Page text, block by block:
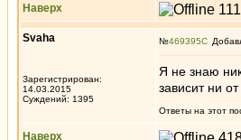
Наверх
Svaha
Зарегистрирован:
14.03.2015
Суждений: 1395
№469395
Я не знаю
зависит ни от
Ответы на этот
Наверх